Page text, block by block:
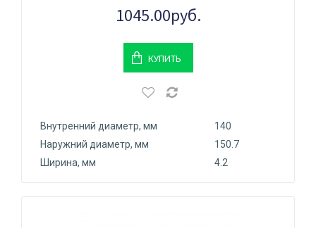
1045.00руб.
КУПИТЬ
Внутренний диаметр, мм
140
Наружний диаметр, мм
150.7
Ширина, мм
4.2